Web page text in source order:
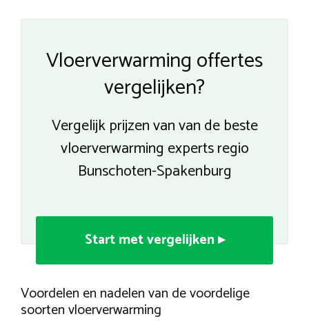
Vloerverwarming offertes
vergelijken?
Vergelijk prijzen van van de beste
vloerverwarming experts regio
Bunschoten-Spakenburg
Start met vergelijken ▸
Voordelen en nadelen van de voordelige
soorten vloerverwarming